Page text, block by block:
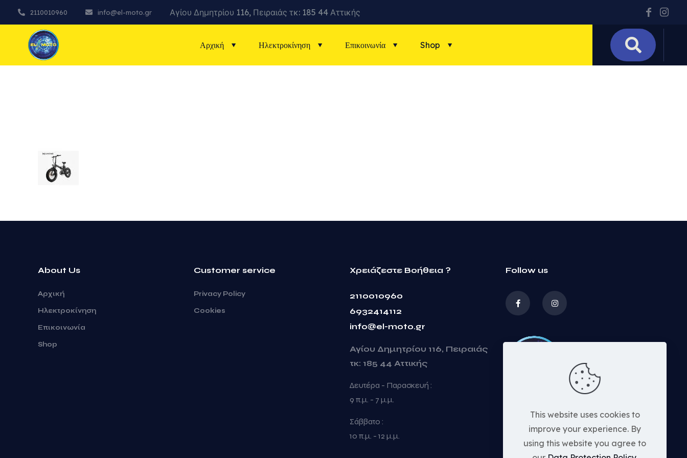
2110010960 info@el-moto.gr Αγίου Δημητρίου 116, Πειραιάς τκ: 185 44 Αττικής
Αρχική Ηλεκτροκίνηση Επικοινωνία Shop
About Us
Αρχική
Ηλεκτροκίνηση
Επικοινωνία
Shop
Customer service
Privacy Policy
Cookies
Χρειάζεστε Βοήθεια ?
2110010960
6932414112
info@el-moto.gr
Αγίου Δημητρίου 116, Πειραιάς
τκ: 185 44 Αττικής
Δευτέρα - Παρασκευή :
9 π.μ. - 7 μ.μ.
Σάββατο :
10 π.μ. - 12 μ.μ.
Follow us
This website uses cookies to
improve your experience. By
using this website you agree to